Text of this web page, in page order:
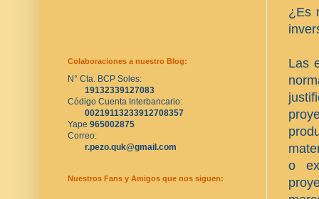
¿Es
Las
o
Colaboraciones a nuestro Blog:
N° Cta. BCP Soles:
19132339127083
Código Cuenta Interbancario:
00219113233912708357
Yape 965002875
Correo:
r.pezo.quk@gmail.com
Nuestros Fans y Amigos que nos siguen: